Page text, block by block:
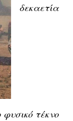
δεκαετία
τέκνο